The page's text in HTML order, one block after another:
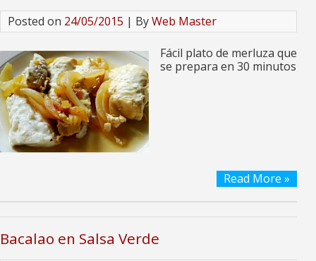
Posted on 24/05/2015 | ByWeb Master
Fácil plato de merluza que
se prepara en 30 minutos
Read More »
Bacalao en Salsa Verde